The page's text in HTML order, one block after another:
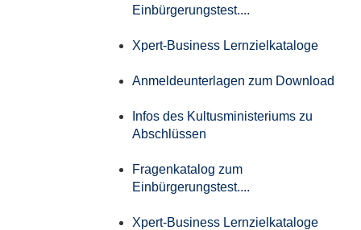
Einbürgerungstest....
Xpert-Business Lernzielkataloge
Anmeldeunterlagen zum Download
Infos des Kultusministeriums zu
Abschlüssen
Fragenkatalog zum
Einbürgerungstest....
Xpert-Business Lernzielkataloge